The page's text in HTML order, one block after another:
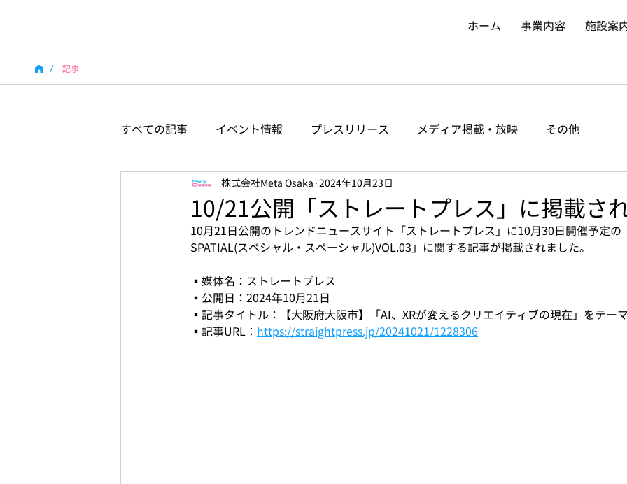
ホーム 事業内容 施設案
/ 記事
すべての記事 イベント情報 プレスリリース メディア掲載・放映 その他
10/21公開「ストレートプレス」に掲載さ
株式会社Meta Osaka 2024年10月23日
10月21日公開のトレンドニュースサイト「ストレートプレス」に10月30日開催予定の
SPATIAL(スペシャル・スペーシャル)VOL.03」に関する記事が掲載されました。
▪️媒体名：ストレートプレス
▪️公開日：2024年10月21日
▪️記事タイトル：【大阪府大阪市】「AI、XRが変えるクリエイティブの現在」をテー
▪️記事URL： https://straightpress.jp/20241021/1228306